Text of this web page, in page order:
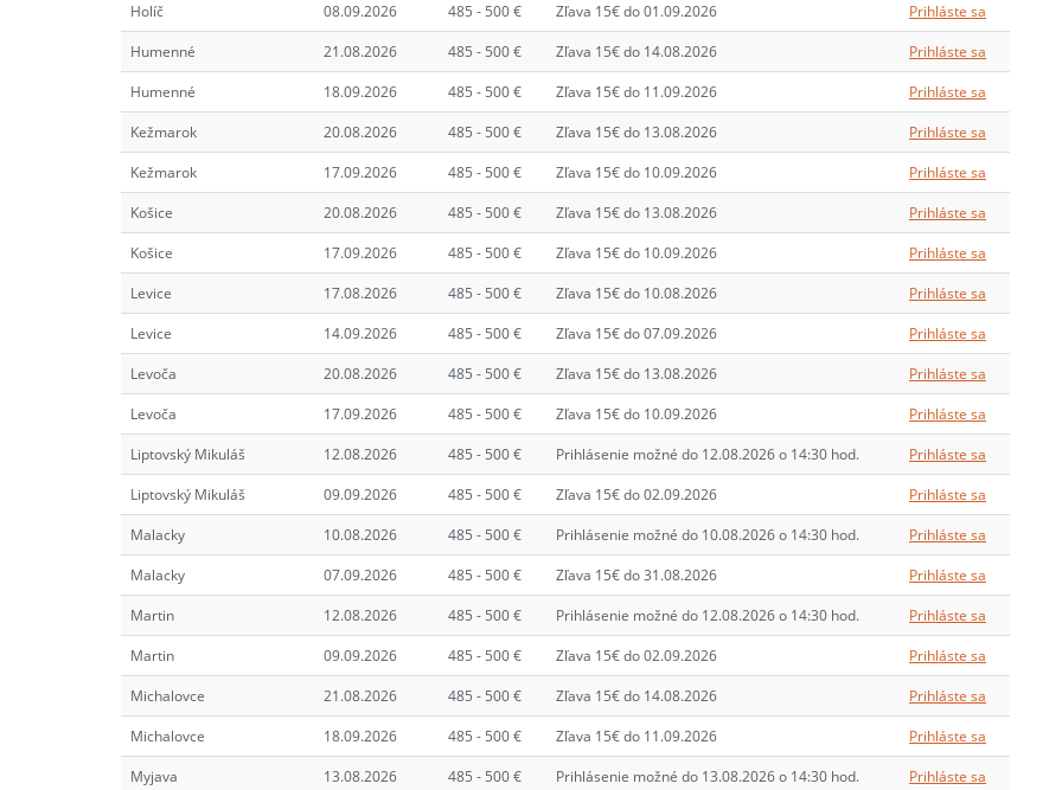
Holíč
08.09.2026 485 - 500 € Zľava 15€ do 01.09.2026
Prihláste sa
Humenné
21.08.2026 485 - 500 € Zľava 15€ do 14.08.2026
Prihláste sa
Humenné
18.09.2026 485 - 500 € Zľava 15€ do 11.09.2026
Prihláste sa
Kežmarok
20.08.2026 485 - 500 € Zľava 15€ do 13.08.2026
Prihláste sa
Kežmarok
17.09.2026 485 - 500 € Zľava 15€ do 10.09.2026
Prihláste sa
Košice
20.08.2026 485 - 500 € Zľava 15€ do 13.08.2026
Prihláste sa
Košice
17.09.2026 485 - 500 € Zľava 15€ do 10.09.2026
Prihláste sa
Levice
17.08.2026 485 - 500 € Zľava 15€ do 10.08.2026
Prihláste sa
Levice
14.09.2026 485 - 500 € Zľava 15€ do 07.09.2026
Prihláste sa
Levoča
20.08.2026 485 - 500 € Zľava 15€ do 13.08.2026
Prihláste sa
Levoča
17.09.2026 485 - 500 € Zľava 15€ do 10.09.2026
Prihláste sa
Liptovský Mikuláš
12.08.2026 485 - 500 € Prihlásenie možné do 12.08.2026 o 14:30 hod.
Prihláste sa
Liptovský Mikuláš
09.09.2026 485 - 500 € Zľava 15€ do 02.09.2026
Prihláste sa
Malacky
10.08.2026 485 - 500 € Prihlásenie možné do 10.08.2026 o 14:30 hod.
Prihláste sa
Malacky
07.09.2026 485 - 500 € Zľava 15€ do 31.08.2026
Prihláste sa
Martin
12.08.2026 485 - 500 € Prihlásenie možné do 12.08.2026 o 14:30 hod.
Prihláste sa
Martin
09.09.2026 485 - 500 € Zľava 15€ do 02.09.2026
Prihláste sa
Michalovce
21.08.2026 485 - 500 € Zľava 15€ do 14.08.2026
Prihláste sa
Michalovce
18.09.2026 485 - 500 € Zľava 15€ do 11.09.2026
Prihláste sa
Myjava
13.08.2026 485 - 500 € Prihlásenie možné do 13.08.2026 o 14:30 hod.
Prihláste sa